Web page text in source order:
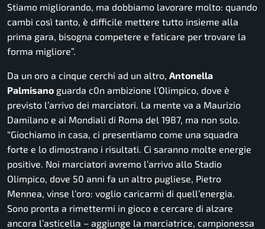
Stiamo migliorando, ma dobbiamo lavorare molto: quando
cambi così tanto, è difficile mettere tutto insieme alla
prima gara, bisogna competere e faticare per trovare la
forma migliore”.
Da un oro a cinque cerchi ad un altro, Antonella
Palmisano guarda c0n ambizione l’Olimpico, dove è
previsto l’arrivo dei marciatori. La mente va a Maurizio
Damilano e ai Mondiali di Roma del 1987, ma non solo.
“Giochiamo in casa, ci presentiamo come una squadra
forte e lo dimostrano i risultati. Ci saranno molte energie
positive. Noi marciatori avremo l’arrivo allo Stadio
Olimpico, dove 50 anni fa un altro pugliese, Pietro
Mennea, vinse l’oro: voglio caricarmi di quell’energia.
Sono pronta a rimettermi in gioco e cercare di alzare
ancora l’asticella – aggiunge la marciatrice, campionessa